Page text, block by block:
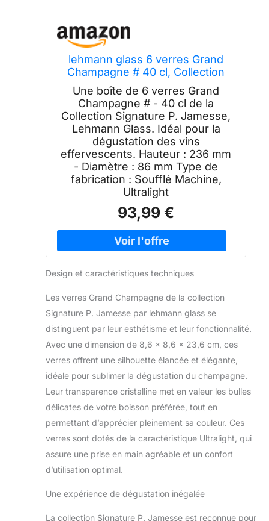
lehmann glass 6 verres Grand
Champagne # 40 cl, Collection
Signature P. Jamesse, Ultralight
Une boîte de 6 verres Grand
Champagne # - 40 cl de la
Collection Signature P. Jamesse,
Lehmann Glass. Idéal pour la
dégustation des vins
effervescents. Hauteur : 236 mm
- Diamètre : 86 mm Type de
fabrication : Soufflé Machine,
Ultralight
93,99 €
Design et caractéristiques techniques
Les verres Grand Champagne de la collection
Signature P. Jamesse par lehmann glass se
distinguent par leur esthétisme et leur fonctionnalité.
Avec une dimension de 8,6 x 8,6 x 23,6 cm, ces
verres offrent une silhouette élancée et élégante,
idéale pour sublimer la dégustation du champagne.
Leur transparence cristalline met en valeur les bulles
délicates de votre boisson préférée, tout en
permettant d’apprécier pleinement sa couleur. Ces
verres sont dotés de la caractéristique Ultralight, qui
assure une prise en main agréable et un confort
d’utilisation optimal.
Une expérience de dégustation inégalée
La collection Signature P. Jamesse est reconnue pour